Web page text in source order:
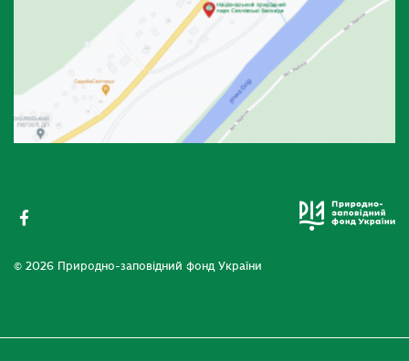
© 2026 Природно-заповідний фонд України